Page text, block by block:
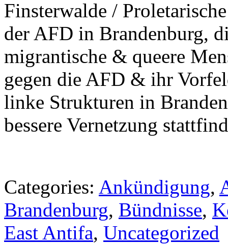
Finsterwalde /
der AFD in Brandenburg,
migrantische & queere
gegen die AFD & ihr
linke Strukturen in
bessere Vernetzung
Categories: Ankündigung,
Brandenburg, Bündnisse,
East Antifa, Uncategorized